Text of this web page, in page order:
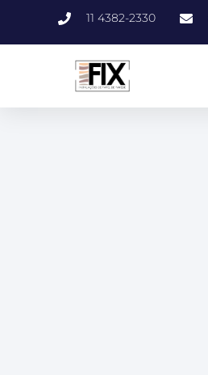
11 4382-2330